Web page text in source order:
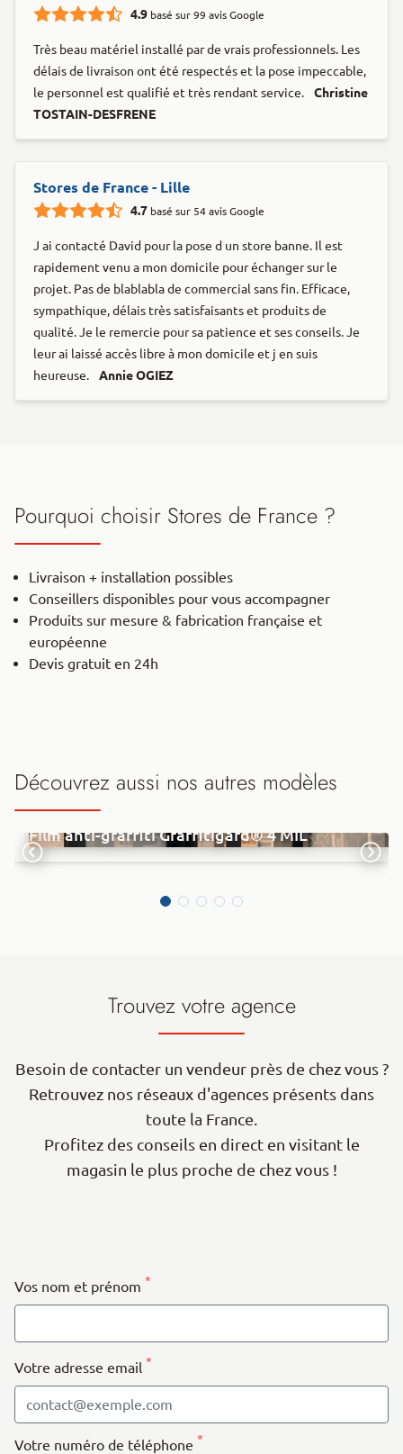
4.9 basé sur 99 avis Google
Très beau matériel installé par de vrais professionnels. Les
délais de livraison ont été respectés et la pose impeccable,
le personnel est qualifié et très rendant service.
Christine
TOSTAIN-DESFRENE
Stores de France - Lille
4.7 basé sur 54 avis Google
J ai contacté David pour la pose d un store banne. Il est
rapidement venu a mon domicile pour échanger sur le
projet. Pas de blablabla de commercial sans fin. Efficace,
sympathique, délais très satisfaisants et produits de
qualité. Je le remercie pour sa patience et ses conseils. Je
leur ai laissé accès libre à mon domicile et j en suis
heureuse.
Annie OGIEZ
Pourquoi choisir Stores de France ?
Livraison + installation possibles
Conseillers disponibles pour vous accompagner
Produits sur mesure & fabrication française et
européenne
Devis gratuit en 24h
Découvrez aussi nos autres modèles
Film anti-graffiti Graffitigard® 4 MIL
Trouvez votre agence
Besoin de contacter un vendeur près de chez vous ?
Retrouvez nos réseaux d'agences présents dans
toute la France.
Profitez des conseils en direct en visitant le
magasin le plus proche de chez vous !
Vos nom et prénom *
Votre adresse email *
Votre numéro de téléphone *